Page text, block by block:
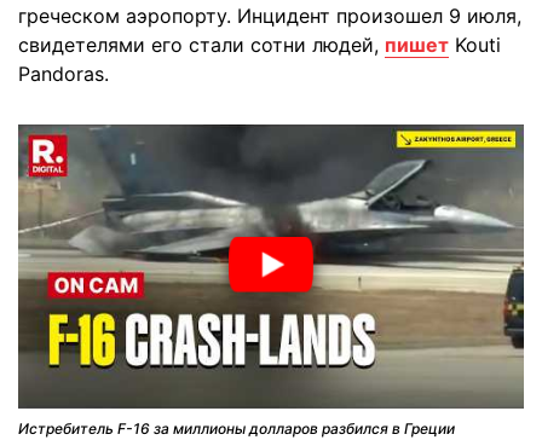
греческом аэропорту. Инцидент произошел 9 июля,
свидетелями его стали сотни людей, пишет Kouti
Pandoras.
Истребитель F-16 за миллионы долларов разбился в Греции